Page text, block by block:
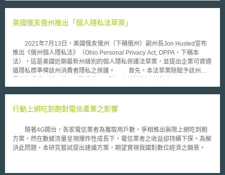
議。 CPC已於2013年1月正式啟用。美國專利商標局及歐洲專利局
方不同審查程序的相容分類系統，降低工作上不必要的重複作業以強化效
證明美國專利商標局與以色列專利局良好的關係及合作精神外，更能夠幫助
國內外申請專利的創新者與企業。」 美國專利商標局已於2016年7月提
供以色列專利局CPC的相關訓練。美國專利商標局及以色列專利局預計進一
步著手進行更深入的CPC相關訓練與交流事宜。以色列專利局及美國專利商
標局之間的合作正持續擴展當中，並已達到以CPC為以色列專利局所收藏之
轉變，以色列專利局將強化審查專業及效率，並改善提供給以色列申請人的
美國俄亥俄州推出「個人隱私法草案」
2021年7月13日，美國俄亥俄州（下稱俄州）副州長Jon Husted宣布
推出《俄州個人隱私法》（Ohio Personal Privacy Act, OPPA，下稱本
法），這是美國近期最新州級別的個人隱私保護法草案，並提出企業可資遵
循隱私標準俾該州消費者隱私之保護。 首先，本法草案除賦予該州消
sales）及不受歧視權（right to discrimination）。並於俄州境內規範三種企
者個資；（三）年營收半數源自於個人資料銷售且經手2.5萬名以上消費者
其附屬單位、實體或關係組織、高等教育機構等；至所稱消費者個資，則排
除如：法規保護之個資（如健康資訊及紀錄、病患辨識資訊、人類受試者之
個資及相關資訊、病患安全工作成果、個人信用等）、依法（如駕照法、家
事法、醫療法及本法等）所得個資或依法授權得使用於公衛之資訊等。
行動上網吃到飽對電信產業之影響
隨著4G開台，各家電信業者為獲取用戶數，爭相推出無限上網吃到飽
方案，然在數據流量呈現爆炸性成長下，電信業者之收益卻持續下探。為解
決此問題，本研究嘗試提出建議方案，期望實現我國對數位經濟之願景。